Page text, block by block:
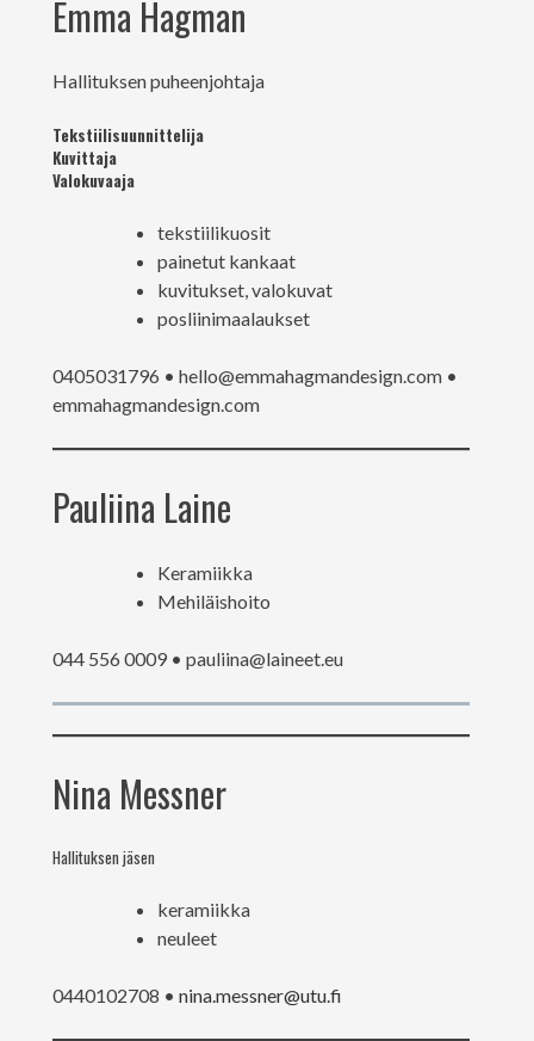
LinkitEmma Hagman
Hallituksen puheenjohtaja
Tekstiilisuunnittelija
Kuvittaja
Valokuvaaja
tekstiilikuosit
painetut kankaat
kuvitukset, valokuvat
posliinimaalaukset
0405031796 • hello@emmahagmandesign.com •
emmahagmandesign.com
Pauliina Laine
Keramiikka
Mehiläishoito
044 556 0009 • pauliina@laineet.eu
Nina Messner
Hallituksen jäsen
keramiikka
neuleet
0440102708 • nina.messner@utu.fi